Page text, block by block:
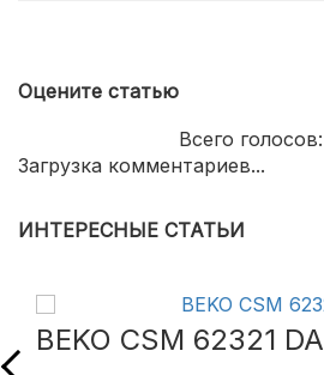
Оцените статью
Всего голосов:
Загрузка комментариев...
ИНТЕРЕСНЫЕ СТАТЬИ
BEKO CSM 62321 DA